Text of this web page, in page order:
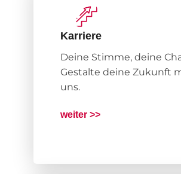
Karriere
Deine Stimme, deine
Gestalte deine Zukunft
uns.
weiter >>